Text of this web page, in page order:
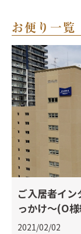
お便り一覧
ご入居者イ
っかけ～(O
2021/02/02